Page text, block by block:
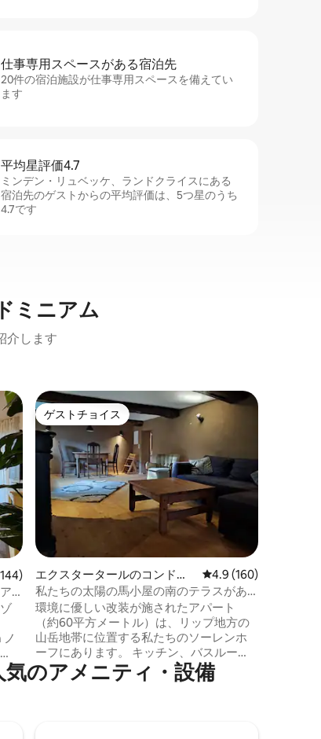
仕事専用ス⁠ペ⁠ー⁠スがあ⁠る宿⁠泊⁠先
20件の宿泊施設が仕事専用スペースを備えてい
ます
平均星評価4.7
ミンデン・リュベッケ、ランドクライスにある
宿泊先のゲストからの平均評価は、5つ星のうち
4.7です
ミニアム
介します
144件、5つ星中4.84つ星の平均評価
ゲストチョイス
ゲストチョイス
エクスタータールのコンドミ
ニアム
レビュー160件、5つ
4.9 (160)
私たちの太陽の馬小屋の南のテラスがあ
る家族向けのアパート
環境に優しい改装が施されたアパート
（約60平方メートル）は、リップ地方の
山岳地帯に位置する私たちのソーレンホ
ーフにあります。 キッチン、バスルー
ム、ベッドルーム（ベッド1.40 x 2mおよ
びキッズベッド）、リビングルーム（羊
のアメニティ・設備